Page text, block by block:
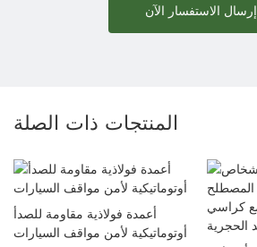
إرسال الاستفسار الآن
المنتجات ذات الصلة
أعمدة فولاذية مقاومة للصدأ
أوتوماتيكية لأمن مواقف السيارات